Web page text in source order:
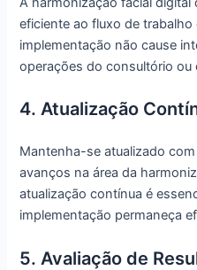
eficiente ao fluxo de trabalho
implementação não cause
operações do consultório ou
4. Atualização
Mantenha-se atualizado
avanços na área da
atualização contínua é
implementação permaneça
5. Avaliação de